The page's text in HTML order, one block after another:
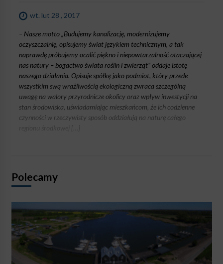
wt. lut 28 , 2017
– Nasze motto „Budujemy kanalizację, modernizujemy
oczyszczalnię, opisujemy świat językiem technicznym, a tak
naprawdę próbujemy ocalić piękno i niepowtarzalność otaczającej
nas natury – bogactwo świata roślin i zwierząt” oddaje istotę
naszego działania. Opisuje spółkę jako podmiot, który przede
wszystkim swą wrażliwością ekologiczną zwraca szczególną
uwagę na walory przyrodnicze okolicy oraz wpływ inwestycji na
stan środowiska, uświadamiając mieszkańcom, że ich codzienne
czynności w rzeczywisty sposób oddziałują na naturę całego
Polecamy